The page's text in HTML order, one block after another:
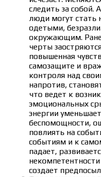
следить за собой.
люди могут стать
одетыми,
окружающим.
черты
повышенная
самозащите и
контроля над
напротив,
что ведет к
эмоциональных
энергии
беспомощности,
повлиять на
событиям и к
падает,
создает